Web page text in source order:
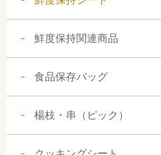
鮮度保持関連商品
食品保存バッグ
楊枝・串（ピック）